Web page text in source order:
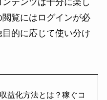
テンツは十分に楽し
覧にはログインが必
的に応じて使い分け
益化方法とは？稼ぐコ